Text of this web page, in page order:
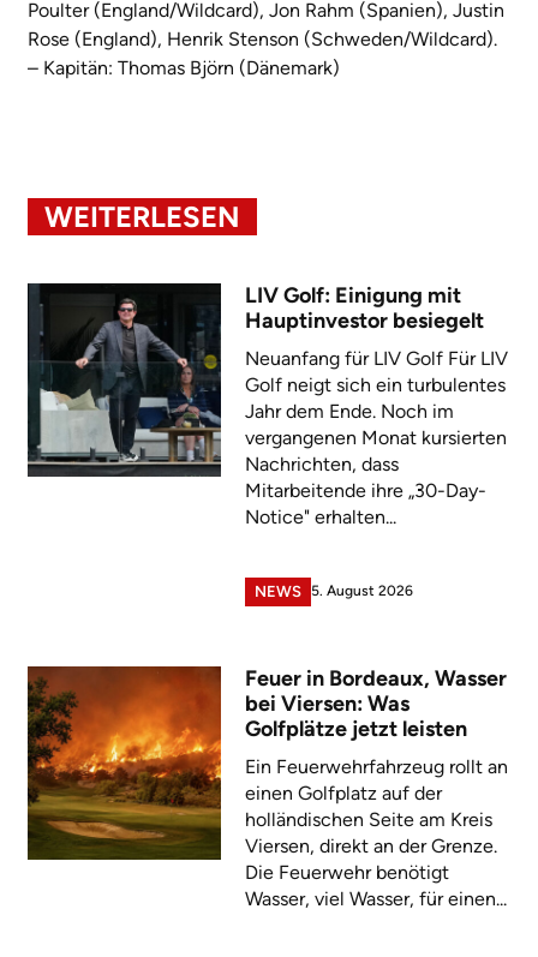
Poulter (England/Wildcard), Jon Rahm (Spanien), Justin
Rose (England), Henrik Stenson (Schweden/Wildcard).
– Kapitän: Thomas Björn (Dänemark)
WEITERLESEN
LIV Golf: Einigung mit
Hauptinvestor besiegelt
Neuanfang für LIV Golf Für LIV
Golf neigt sich ein turbulentes
Jahr dem Ende. Noch im
vergangenen Monat kursierten
Nachrichten, dass
Mitarbeitende ihre „30-Day-
Notice" erhalten...
NEWS 5. August 2026
Feuer in Bordeaux, Wasser
bei Viersen: Was
Golfplätze jetzt leisten
Ein Feuerwehrfahrzeug rollt an
einen Golfplatz auf der
holländischen Seite am Kreis
Viersen, direkt an der Grenze.
Die Feuerwehr benötigt
Wasser, viel Wasser, für einen...